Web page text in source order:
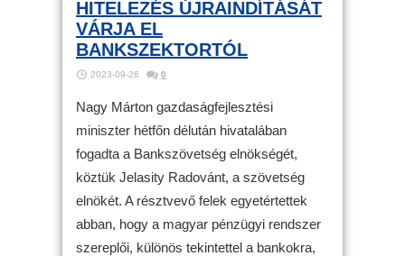
HITELEZÉS ÚJRAINDÍTÁSÁT
VÁRJA EL
BANKSZEKTORTÓL
2023-09-26 0
Nagy Márton gazdaságfejlesztési
miniszter hétfőn délután hivatalában
fogadta a Bankszövetség elnökségét,
köztük Jelasity Radovánt, a szövetség
elnökét. A résztvevő felek egyetértettek
abban, hogy a magyar pénzügyi rendszer
szereplői, különös tekintettel a bankokra,